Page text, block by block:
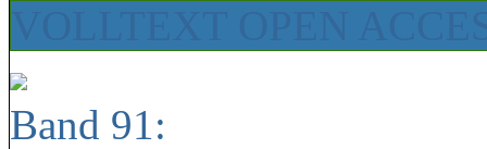
Band 91: